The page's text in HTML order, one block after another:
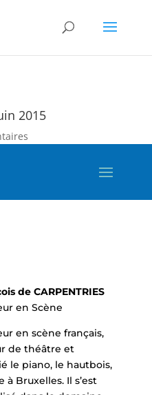
2015
de CARPENTRIES
en Scène
en scène français,
de théâtre et
le piano, le hautbois,
Bruxelles. Il s’est